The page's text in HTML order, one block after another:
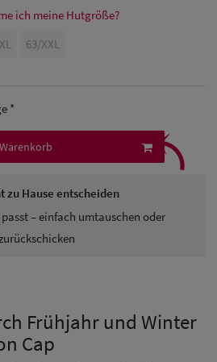
ich meine Hutgröße?
63/XXL
*
zu Hause entscheiden
– einfach umtauschen oder
⤹
Frühjahr und Winter
Cap